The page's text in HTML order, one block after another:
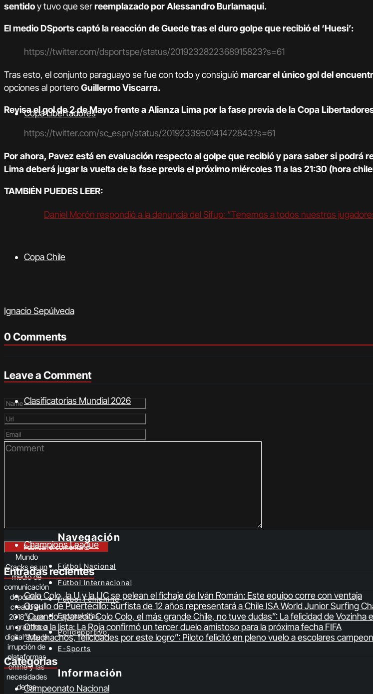
sentidoy tuvo que serreemplazado por Alessandro Burlamaqui.
El medio DSports captó la reacción de Guede tras el duro golpe que recibió el ‘Huesi’:
https://twitter.com/dsportspe/status/2019232822368915823?s=61
Tras esto, el conjunto paraguayo se fue con todo y consiguiómarcar el único gol del
opciones al porteroGuillermo Viscarra.
Revisa el gol de 2 de Mayo frente a Alianza Lima por la fase previa de la Copa
https://twitter.com/sc_espn/status/2019233950141472843?s=61
Por ahora, Pavez está en evaluación respecto al golpe que recibió y para saber si podrá
Lima deberá jugar la vuelta de la fase previa el próximo miércoles 11 a las 21:30 (hora
TAMBIÉN PUEDES LEER:
Daniel Morón respondió a la denuncia del Sifup: “Tenemos a todos nuestros
Ignacio Sepúlveda
0 Comments
Leave a Comment
Entradas recientes
Colo Colo, la U y la UC se pelean el fichaje de Iván Román: Este equipo corre con ventaja
Orgullo de Puertecillo: Surfista de 12 años representará a Chile ISA World Junior Surfing
“Cuando apareció Colo Colo, el más grande Chile, no tuve dudas”: La felicidad de
Otro a la lista: La Roja confirmó un tercer duelo amistoso para la próxima fecha FIFA
“Muchachos, felicidades por este logro”: Piloto felicitó en pleno vuelo a escolares
Categorías
Campeonato Nacional
Champions League
Clasificatorias Mundial 2026
Copa Chile
Copa Libertadores
Mundo
Cracks es un
medio de
comunicación
deportivo,
creado en
2018 y con
un gran foco
digital ante la
irrupción de
plataformas
online y las
necesidades
de las
Navegación
Fútbol Nacional
Fútbol Internacional
Fútbol Femenino
Entrevistas
Polideportivo
E-Sports
Información